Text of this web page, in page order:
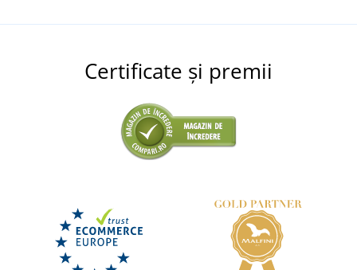
Șosete joase CXS NEVIS
Certificate și premii